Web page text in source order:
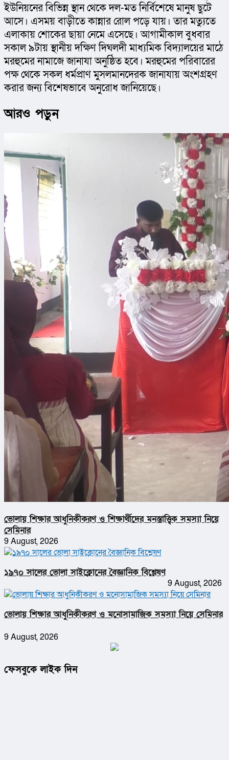
ইউনিয়নের বিভিন্ন স্থান থেকে দল-মত নির্বিশেষে মানুষ ছুটে
আসে। এসময় বাড়ীতে কান্নার রোল পড়ে যায়। তার মত্যুতে
এলাকায় শোকের ছায়া নেমে এসেছে। আগামীকাল বুধবার
সকাল ৯টায় স্থানীয় দক্ষিণ দিঘলদী মাধ্যমিক বিদ্যালয়ের মাঠে
মরহুমের নামাজে জানাযা অনুষ্ঠিত হবে। মরহুমের পরিবারের
পক্ষ থেকে সকল ধর্মপ্রাণ মুসলমানদেরক জানাযায় অংশগ্রহণ
করার জন্য বিশেষভাবে অনুরোধ জানিয়েছে।
আরও পড়ুন
ভোলায় শিক্ষার আধুনিকীকরণ ও শিক্ষার্থীদের মনস্তাত্ত্বিক সমস্যা নিয়ে
সেমিনার
9 August, 2026
১৯৭০ সালের ভোলা সাইক্লোনের বৈজ্ঞানিক বিশ্লেষণ
9 August, 2026
ভোলায় শিক্ষার আধুনিকীকরণ ও মনোসামাজিক সমস্যা নিয়ে সেমিনার
9 August, 2026
ফেসবুকে লাইক দিন